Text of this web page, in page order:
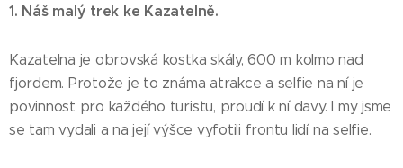
1. Náš malý trek ke Kazatelně.
Kazatelna je obrovská kostka skály, 600 m kolmo nad
fjordem. Protože je to známa atrakce a selfie na ní je
povinnost pro každého turistu, proudí k ní davy. I my jsme
se tam vydali a na její výšce vyfotili frontu lidí na selfie.